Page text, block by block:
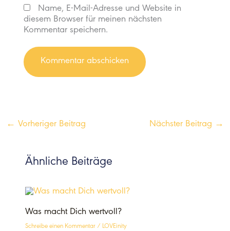
Name, E-Mail-Adresse und Website in
diesem Browser für meinen nächsten
Kommentar speichern.
← Vorheriger Beitrag Nächster Beitrag →
Ähnliche Beiträge
Was macht Dich wertvoll?
Schreibe einen Kommentar / LOVEinity